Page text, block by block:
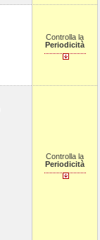
Controlla la
Periodicità
Controlla la
Periodicità